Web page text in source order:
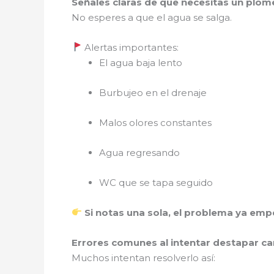
No esperes a que el agua se salga.
Alertas importantes:
El agua baja lento
Burbujeo en el drenaje
Malos olores constantes
Agua regresando
WC que se tapa seguido
Si notas una sola, el problema ya
Errores comunes al intentar destapar
Muchos intentan resolverlo así: